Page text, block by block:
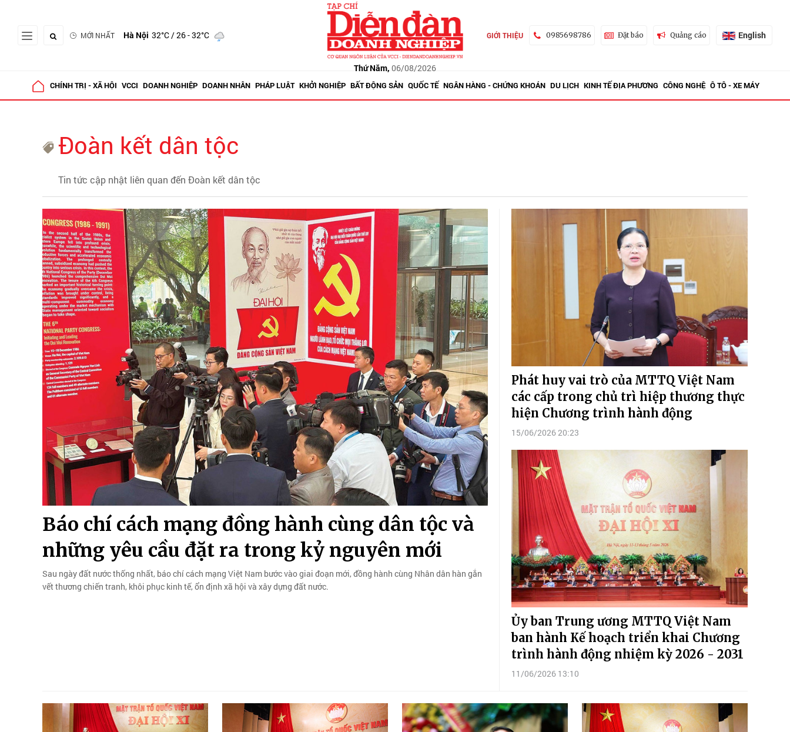
MỚI NHẤT Hà Nội 32°C/ 26 - 32°C
Thứ Năm, 06/08/2026
GIỚI THIỆU 0985698786 Đặt báo Quảng cáo English
CHÍNH TRỊ - XÃ HỘI VCCI DOANH NGHIỆP DOANH NHÂN PHÁP LUẬT KHỞI NGHIỆP BẤT ĐỘNG SẢN QUỐC TẾ NGÂN HÀNG - CHỨNG KHOÁN DU LỊCH KINH TẾ ĐỊA PHƯƠNG CÔNG NGHỆ Ô TÔ - XE MÁY
Đoàn kết dân tộc
Tin tức cập nhật liên quan đến Đoàn kết dân tộc
Báo chí cách mạng đồng hành cùng dân tộc và
những yêu cầu đặt ra trong kỷ nguyên mới
Sau ngày đất nước thống nhất, báo chí cách mạng Việt Nam bước vào giai đoạn mới, đồng hành cùng Nhân dân hàn gắn
vết thương chiến tranh, khôi phục kinh tế, ổn định xã hội và xây dựng đất nước.
Phát huy vai trò của MTTQ Việt Nam
các cấp trong chủ trì hiệp thương thực
hiện Chương trình hành động
15/06/2026 20:23
Ủy ban Trung ương MTTQ Việt Nam
ban hành Kế hoạch triển khai Chương
trình hành động nhiệm kỳ 2026 - 2031
11/06/2026 13:10